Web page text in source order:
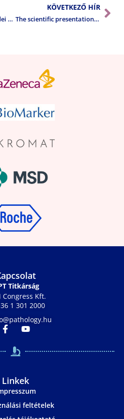
A vesepatológia évtizedei a Szegedi Tudományegyetem Patológiai Intézetében
KÖVETKEZŐ HÍR
The scientific presentations of IAP 2018 Congress
Titkárság
Congress Kft.
1 301 2000
Linkek
feltételek